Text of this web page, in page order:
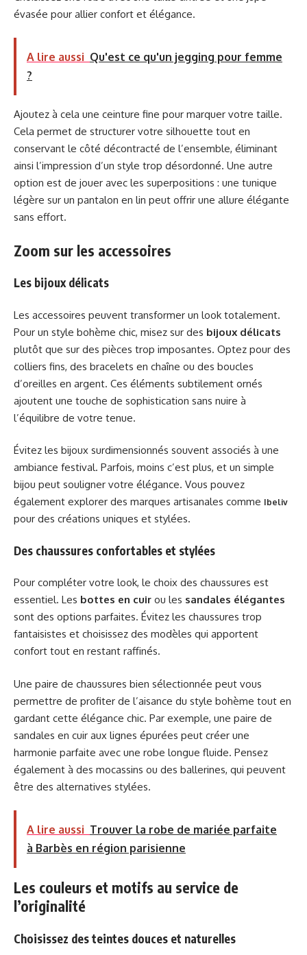
évasée pour allier confort et élégance.
A lire aussi Qu'est ce qu'un jegging pour femme
?
Ajoutez à cela une ceinture fine pour marquer votre taille.
Cela permet de structurer votre silhouette tout en
conservant le côté décontracté de l’ensemble, éliminant
ainsi l’impression d’un style trop désordonné. Une autre
option est de jouer avec les superpositions : une tunique
légère sur un pantalon en lin peut offrir une allure élégante
sans effort.
Zoom sur les accessoires
Les bijoux délicats
Les accessoires peuvent transformer un look totalement.
Pour un style bohème chic, misez sur des bijoux délicats
plutôt que sur des pièces trop imposantes. Optez pour des
colliers fins, des bracelets en chaîne ou des boucles
d’oreilles en argent. Ces éléments subtilement ornés
ajoutent une touche de sophistication sans nuire à
l’équilibre de votre tenue.
Évitez les bijoux surdimensionnés souvent associés à une
ambiance festival. Parfois, moins c’est plus, et un simple
bijou peut souligner votre élégance. Vous pouvez
également explorer des marques artisanales comme Ibeliv
pour des créations uniques et stylées.
Des chaussures confortables et stylées
Pour compléter votre look, le choix des chaussures est
essentiel. Les bottes en cuir ou les sandales élégantes
sont des options parfaites. Évitez les chaussures trop
fantaisistes et choisissez des modèles qui apportent
confort tout en restant raffinés.
Une paire de chaussures bien sélectionnée peut vous
permettre de profiter de l’aisance du style bohème tout en
gardant cette élégance chic. Par exemple, une paire de
sandales en cuir aux lignes épurées peut créer une
harmonie parfaite avec une robe longue fluide. Pensez
également à des mocassins ou des ballerines, qui peuvent
être des alternatives stylées.
A lire aussi Trouver la robe de mariée parfaite
à Barbès en région parisienne
Les couleurs et motifs au service de
l’originalité
Choisissez des teintes douces et naturelles